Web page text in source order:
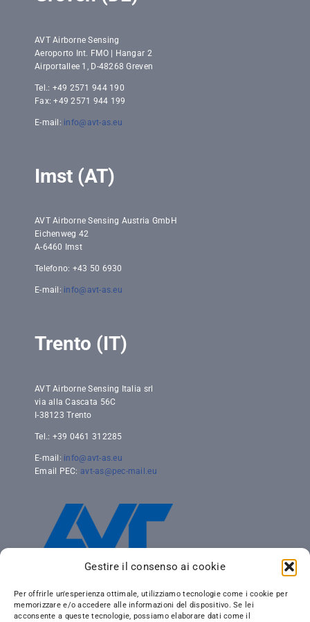
Gestire il consenso ai cookie
Per offrirle un'esperienza ottimale, utilizziamo tecnologie come i cookie per
memorizzare e/o accedere alle informazioni del dispositivo. Se lei
acconsente a queste tecnologie, possiamo elaborare dati come il
AVT Airborne Sensing
Aeroporto Int. FMO | Hangar 2
Airportallee 1, D-48268 Greven
Tel.: +49 2571 944 190
Fax: +49 2571 944 199
E-mail: info@avt-as.eu
Imst (AT)
AVT Airborne Sensing Austria GmbH
Eichenweg 42
A-6460 Imst
Telefono: +43 50 6930
E-mail: info@avt-as.eu
Trento (IT)
AVT Airborne Sensing Italia srl
via alla Cascata 56C
I-38123 Trento
Tel.: +39 0461 312285
E-mail: info@avt-as.eu
Email PEC: avt-as@pec-mail.eu